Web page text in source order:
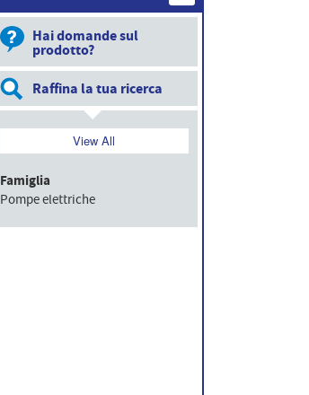
Hai domande sul
prodotto?
Raffina la tua ricerca
View All
Famiglia
Pompe elettriche